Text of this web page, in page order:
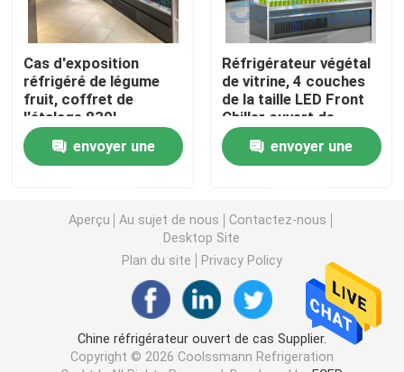
Réfrigérateur ouvert d'étalage
Congélateur à porte vitrée
Congélateur d'île de supermarché
Réfrigérateur d'affichage de charcuterie
Refroidisseur d'affichage de nourriture
Congélateur de chambre froide
Cas d'exposition
réfrigéré de légume
fruit, coffret de
l'étalage 830L
effrayant par
supermarché
envoyer une
Réfrigérateur végétal
de vitrine, 4 couches
de la taille LED Front
Chiller ouvert de
1.98m
envoyer une
Aperçu Au sujet de nous
Contactez-nous
Desktop Site
Plan du site
Privacy Policy
Chine réfrigérateur ouvert de cas Supplier.
Copyright © 2026 Coolssmann Refrigeration